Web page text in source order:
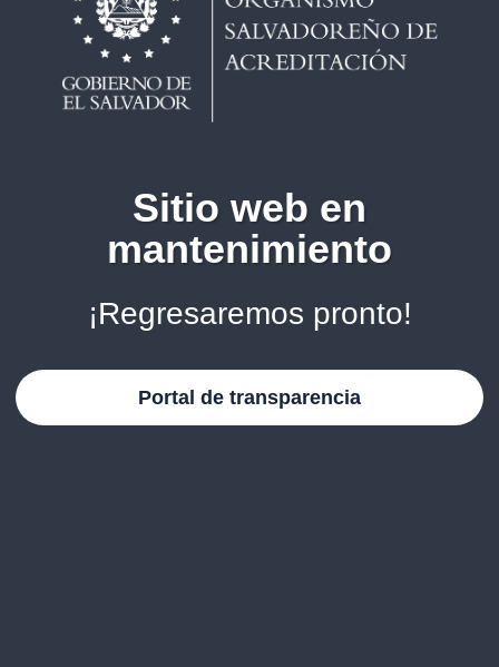
Sitio web en
mantenimiento
¡Regresaremos pronto!
Portal de transparencia